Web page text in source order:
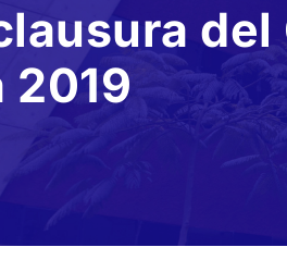
2019